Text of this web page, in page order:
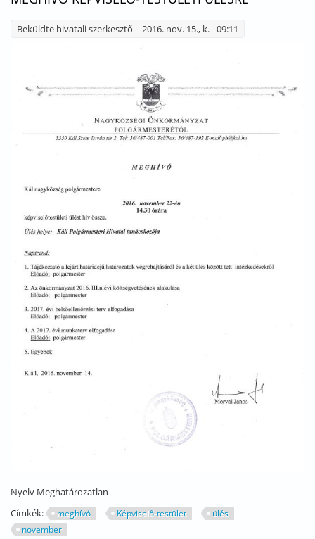
Beküldte hivatali szerkesztő – 2016. nov. 15., k. - 09:11
Nyelv Meghatározatlan
Címkék:
meghívó Képviselő-testület
ülés
november